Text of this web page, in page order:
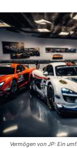
Vermögen von JP: Ein